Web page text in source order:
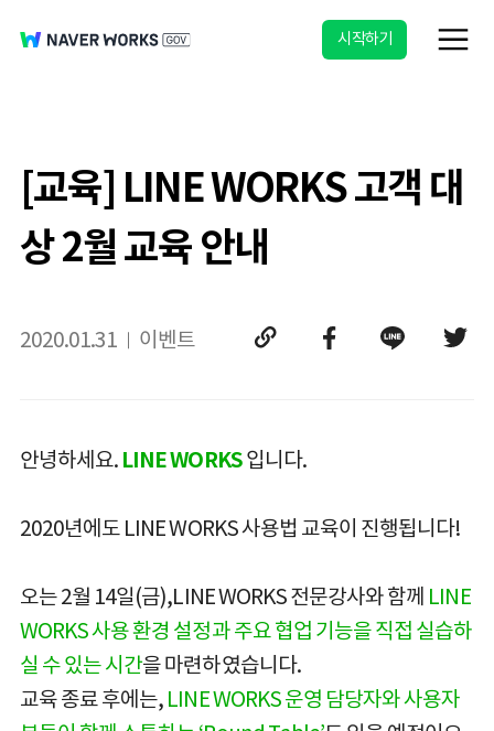
시작하기
[교육] LINE WORKS 고객 대
상 2월 교육 안내
2020.01.31 이벤트
안녕하세요. LINE WORKS입니다.
2020년에도 LINE WORKS 사용법 교육이 진행됩니다!
오는 2월 14일(금),LINE WORKS 전문강사와 함께 LINE
WORKS 사용 환경 설정과 주요 협업 기능을 직접 실습하
실 수 있는 시간을 마련하였습니다.
교육 종료 후에는, LINE WORKS운영 담당자와 사용자